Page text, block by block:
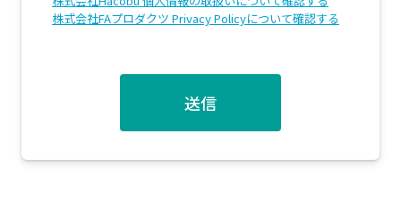
株式会社FAプロダクツ Privacy Policyについて確認する
送信